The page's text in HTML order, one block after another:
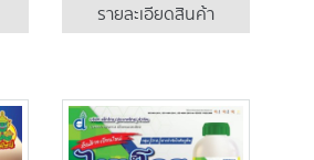
รายละเอียดสินค้า